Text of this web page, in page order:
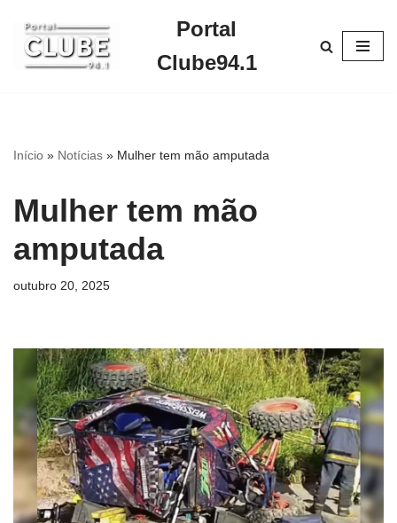
Pular
para
Portal
Clube94.1
Início » Notícias » Mulher tem mão amputada
Mulher tem mão
amputada
outubro 20, 2025